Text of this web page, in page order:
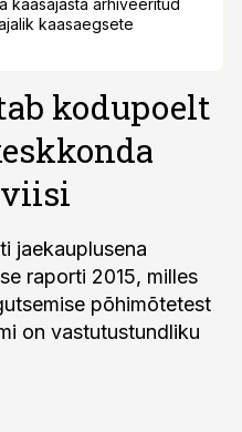
kaasajasta arhiveeritud
kaasaegsete
kodupoelt
jaekauplusena
raporti 2015, milles
põhimõtetest
on vastutustundliku